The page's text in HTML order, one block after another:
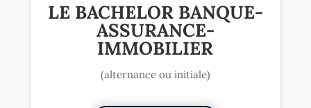
LE BACHELOR BANQUE-
ASSURANCE-
IMMOBILIER
(alternance ou initiale)